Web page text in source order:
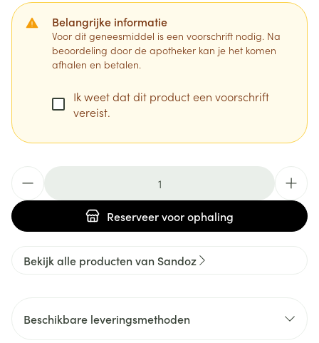
Belangrijke informatie
Voor dit geneesmiddel is een voorschrift nodig. Na
beoordeling door de apotheker kan je het komen
afhalen en betalen.
Ik weet dat dit product een voorschrift
vereist.
Reserveervoor ophaling
Bekijk alle producten van Sandoz
Beschikbare leveringsmethoden